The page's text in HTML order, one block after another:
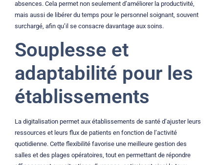
absences. Cela permet non seulement d’améliorer la productivité,
mais aussi de libérer du temps pour le personnel soignant, souvent
surchargé, afin qu’il se consacre davantage aux soins.
Souplesse et
adaptabilité pour les
établissements
La digitalisation permet aux établissements de santé d’ajuster leurs
ressources et leurs flux de patients en fonction de l’activité
quotidienne. Cette flexibilité favorise une meilleure gestion des
salles et des plages opératoires, tout en permettant de répondre